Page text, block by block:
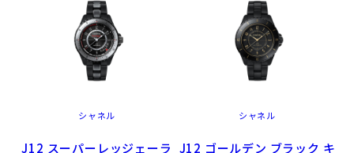
シャネル
J12 スーパーレッジェーラ
シャネル
J12 ゴールデン ブラック キ